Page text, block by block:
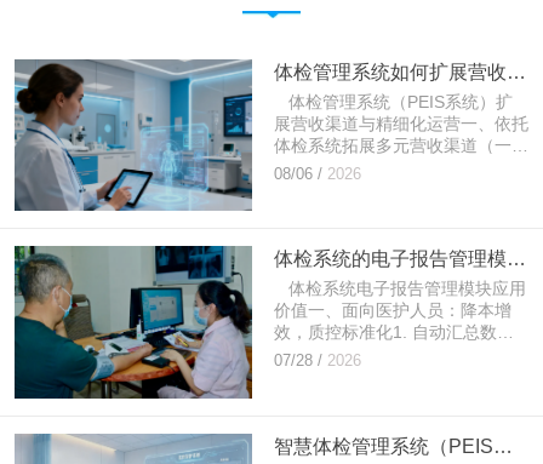
体检管理系统如何扩展营收渠道，如何精细化运营
体检管理系统（PEIS系统）扩
展营收渠道与精细化运营一、依托
体检系统拓展多元营收渠道（一）
团检业务增收（医院核心稳定收
08/06 / 2026
体检系统的电子报告管理模块应用价值
体检系统电子报告管理模块应用
价值一、面向医护人员：降本增
效，质控标准化1. 自动汇总数
据，减少手工整理自动抓取LIS系
07/28 / 2026
智慧体检管理系统（PEIS系统），赋能健康管理数字化升级